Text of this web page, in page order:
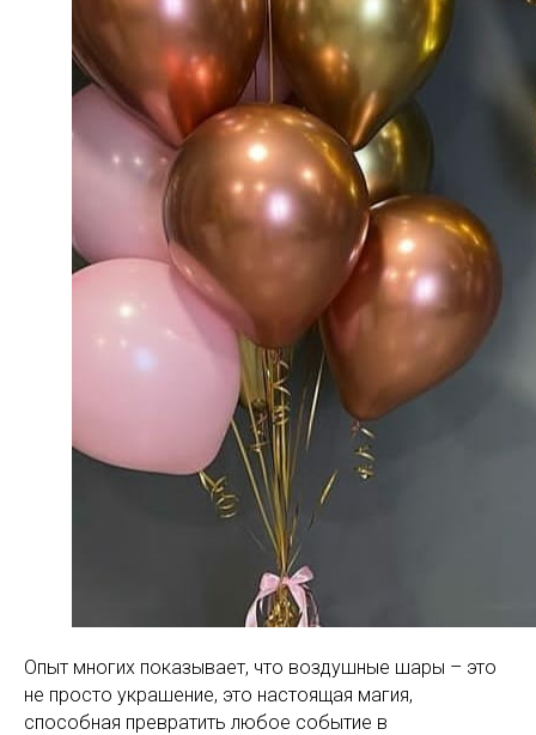
Опыт многих показывает, что воздушные шары – это
не просто украшение, это настоящая магия,
способная превратить любое событие в